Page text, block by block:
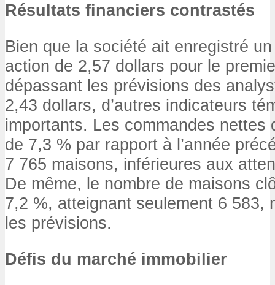
Résultats financiers contrastés
Bien que la société ait enregistré
action de 2,57 dollars pour le
dépassant les prévisions des
2,43 dollars, d’autres indicateurs
importants. Les commandes nettes
de 7,3 % par rapport à l’année
7 765 maisons, inférieures aux
De même, le nombre de maisons
7,2 %, atteignant seulement 6 583,
les prévisions.
Défis du marché immobilier